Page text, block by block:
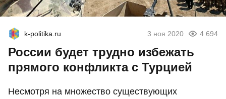
k-politika.ru 3 ноя 2020 4 694
России будет трудно избежать
прямого конфликта с Турцией
Несмотря на множество существующих